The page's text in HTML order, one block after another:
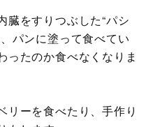
臓をすりつぶした“パシ
パンに塗って食べてい
ったのか食べなくなりま
リーを食べたり、手作り